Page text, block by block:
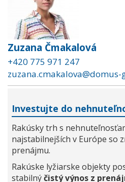
Zuzana Čmakalová
+420 775 971 247
Investujte do
Rakúsky trh s
najstabilnejších v Európe so
prenájmu.
Rakúske lyžiarske objekty
stabilnýčistý výnos z